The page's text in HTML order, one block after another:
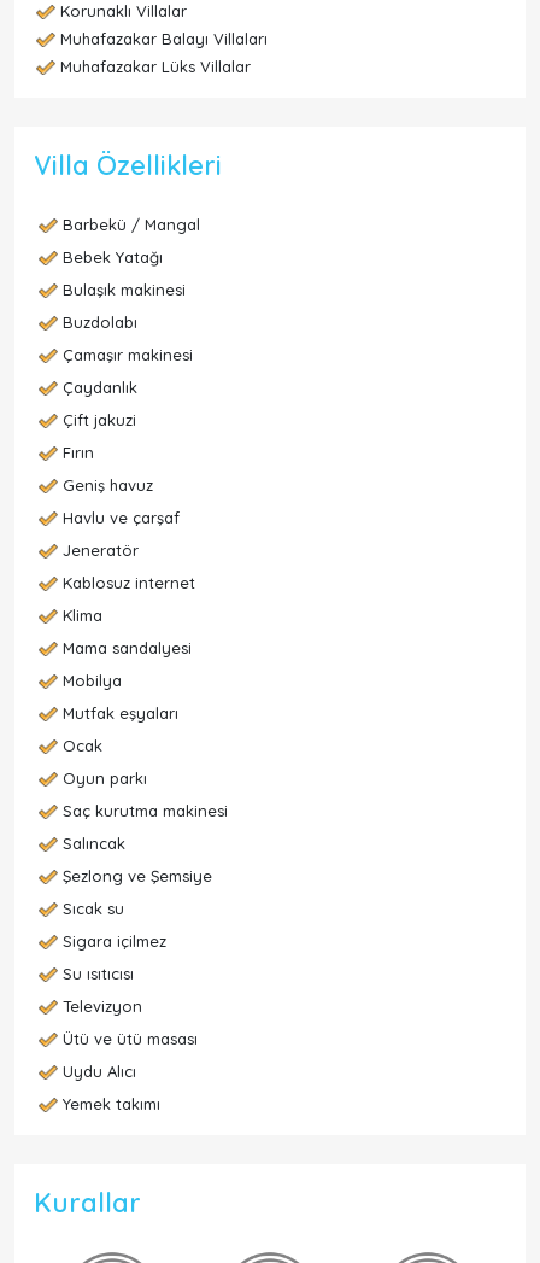
Korunaklı Villalar
Muhafazakar Balayı Villaları
Muhafazakar Lüks Villalar
Villa Özellikleri
Barbekü / Mangal
Bebek Yatağı
Bulaşık makinesi
Buzdolabı
Çamaşır makinesi
Çaydanlık
Çift jakuzi
Fırın
Geniş havuz
Havlu ve çarşaf
Jeneratör
Kablosuz internet
Klima
Mama sandalyesi
Mobilya
Mutfak eşyaları
Ocak
Oyun parkı
Saç kurutma makinesi
Salıncak
Şezlong ve Şemsiye
Sıcak su
Sigara içilmez
Su ısıtıcısı
Televizyon
Ütü ve ütü masası
Uydu Alıcı
Yemek takımı
Kurallar